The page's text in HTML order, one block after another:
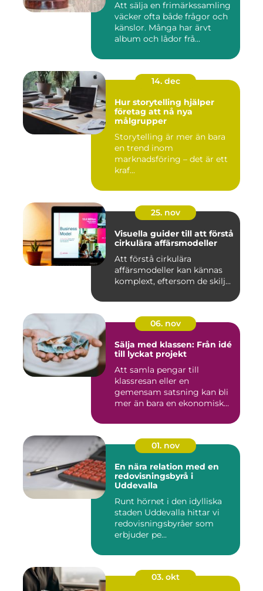
Att sälja en frimärkssamling
väcker ofta både frågor och
känslor. Många har ärvt
album och lådor frå...
14. dec
Hur storytelling hjälper
företag att nå nya
målgrupper
Storytelling är mer än bara
en trend inom
marknadsföring – det är ett
kraf...
25. nov
Visuella guider till att förstå
cirkulära affärsmodeller
Att förstå cirkulära
affärsmodeller kan kännas
komplext, eftersom de skilj...
06. nov
Sälja med klassen: Från idé
till lyckat projekt
Att samla pengar till
klassresan eller en
gemensam satsning kan bli
mer än bara en ekonomisk
01. nov
En nära relation med en
redovisningsbyrå i
Uddevalla
Runt hörnet i den idylliska
staden Uddevalla hittar vi
redovisningsbyråer som
erbjuder pe...
03. okt